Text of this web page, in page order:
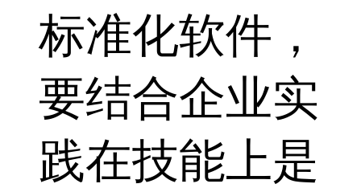
标准化软件，
要结合企业实
践在技能上是